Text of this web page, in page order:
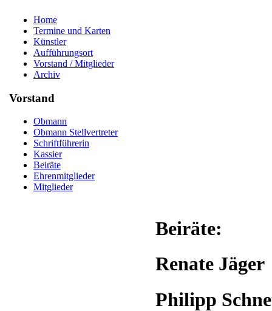
Home
Termine und Karten
Künstler
Aufführungsort
Vorstand / Mitglieder
Archiv
Vorstand
Obmann
Obmann Stellvertreter
Schriftführerin
Kassier
Beiräte
Ehrenmitglieder
Mitglieder
Beiräte:
Renate Jäger
Philipp